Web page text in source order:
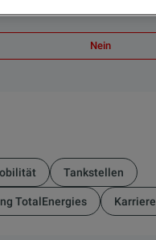
Nein
Tankstellen
TotalEnergies Karriere